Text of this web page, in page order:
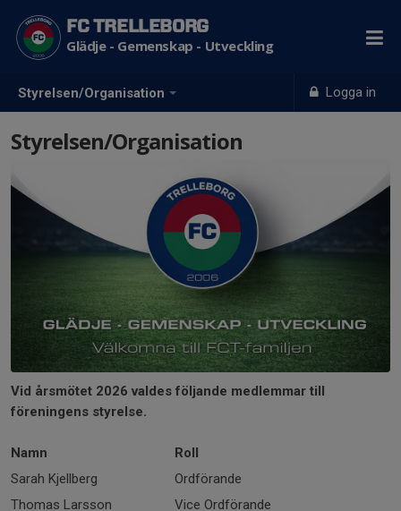
Styrelsen/Organisation Logga in
FC TRELLEBORG
Glädje - Gemenskap - Utveckling
Styrelsen/Organisation
Vid årsmötet 2026 valdes följande medlemmar till
föreningens styrelse.
Namn
Roll
Sarah Kjellberg
Ordförande
Thomas Larsson
Vice Ordförande